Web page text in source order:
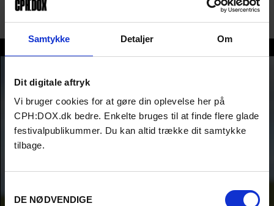
Samtykke Detaljer Om
Dit digitale aftryk
Vi bruger cookies for at gøre din oplevelse her på
CPH:DOX.dk bedre. Enkelte bruges til at finde flere glade
festivalpublikummer. Du kan altid trække dit samtykke
tilbage.
DE NØDVENDIGE
projects with heart, humor, and a critical eye.